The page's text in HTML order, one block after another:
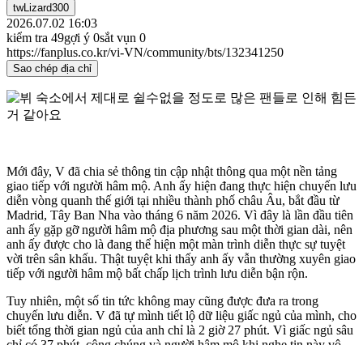
twLizard300
2026.07.02 16:03
kiểm tra 49gợi ý 0sắt vụn 0
https://fanplus.co.kr/vi-VN/community/bts/132341250
Sao chép địa chỉ
Mới đây, V đã chia sẻ thông tin cập nhật thông qua một nền tảng
giao tiếp với người hâm mộ. Anh ấy hiện đang thực hiện chuyến lưu
diễn vòng quanh thế giới tại nhiều thành phố châu Âu, bắt đầu từ
Madrid, Tây Ban Nha vào tháng 6 năm 2026. Vì đây là lần đầu tiên
anh ấy gặp gỡ người hâm mộ địa phương sau một thời gian dài, nên
anh ấy được cho là đang thể hiện một màn trình diễn thực sự tuyệt
vời trên sân khấu. Thật tuyệt khi thấy anh ấy vẫn thường xuyên giao
tiếp với người hâm mộ bất chấp lịch trình lưu diễn bận rộn.
Tuy nhiên, một số tin tức không may cũng được đưa ra trong
chuyến lưu diễn. V đã tự mình tiết lộ dữ liệu giấc ngủ của mình, cho
biết tổng thời gian ngủ của anh chỉ là 2 giờ 27 phút. Vì giấc ngủ sâu